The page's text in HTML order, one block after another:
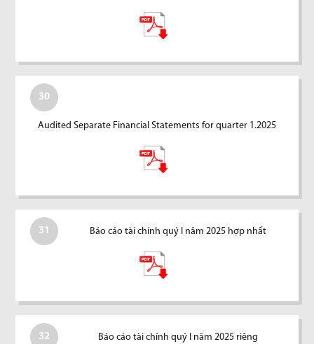
30
Audited Separate Financial Statements for quarter 1.2025
31 Báo cáo tài chính quý I năm 2025 hợp nhất
32 Báo cáo tài chính quý I năm 2025 riêng